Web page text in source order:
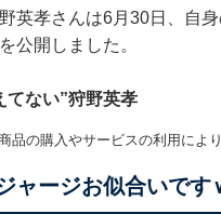
英孝さんは6月30日、自
公開しました。
てない”狩野英孝
品の購入やサービスの利用によ
ャージお似合いです